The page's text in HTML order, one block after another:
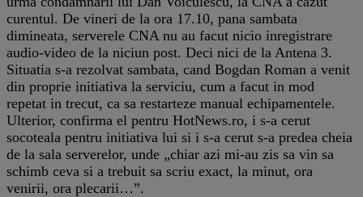
curentul. De vineri de la ora 17.10, pana sambata
dimineata, serverele CNA nu au facut nicio inregistrare
audio-video de la niciun post. Deci nici de la Antena 3.
Situatia s-a rezolvat sambata, cand Bogdan Roman a venit
din proprie initiativa la serviciu, cum a facut in mod
repetat in trecut, ca sa restarteze manual echipamentele.
Ulterior, confirma el pentru HotNews.ro, i s-a cerut
socoteala pentru initiativa lui si i s-a cerut s-a predea cheia
de la sala serverelor, unde „chiar azi mi-au zis sa vin sa
schimb ceva si a trebuit sa scriu exact, la minut, ora
venirii, ora plecarii…”.